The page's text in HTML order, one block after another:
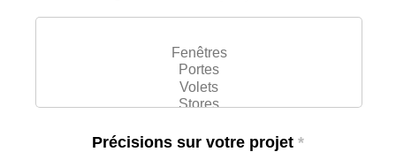
Précisions sur votre projet *